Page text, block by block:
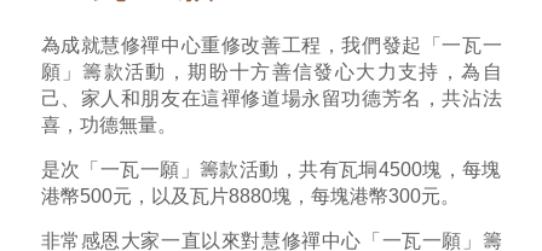
為成就慧修禪中心重修改善工程，我們發起「一瓦一
願」籌款活動，期盼十方善信發心大力支持，為自
己、家人和朋友在這禪修道場永留功德芳名，共沾法
喜，功德無量。
是次「一瓦一願」籌款活動，共有瓦垌4500塊，每塊
港幣500元，以及瓦片8880塊，每塊港幣300元。
非常感恩大家一直以來對慧修禪中心「一瓦一願」籌